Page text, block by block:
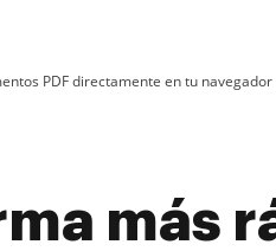
PDF directamente en tu
más